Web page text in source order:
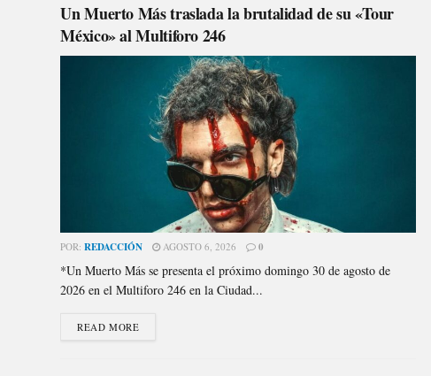
Un Muerto Más traslada la brutalidad de su «Tour
México» al Multiforo 246
POR: REDACCIÓN AGOSTO 6, 2026 0
*Un Muerto Más se presenta el próximo domingo 30 de agosto de
2026 en el Multiforo 246 en la Ciudad...
READ MORE